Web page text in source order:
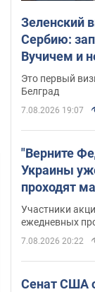
Зеленский
Сербию:
Вучичем и
Это первый
Белград
7.08.2026 19:07
"Верните
Украины
проходят
плакатами.
Участники
ежедневных
7.08.2026 20:22
Сенат США